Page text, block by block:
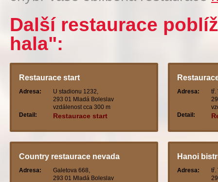
Další restaurace
hala":
Restaurace start
Adresa:
U stadionu 1232,
293 01 Mladá Boleslav
vzdálenost cca 300 m
Detail:
Restaurace start
Adresa:
tř.
Detail:
Country restaurace nevada
Adresa:
Galetova 668,
293 01 Mladá Boleslav
Hanoi
Adresa:
tř.